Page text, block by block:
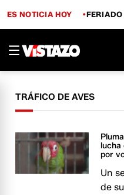
ES NOTICIA HOY
TRÁFICO DE AVES
lucha
por
Un
de